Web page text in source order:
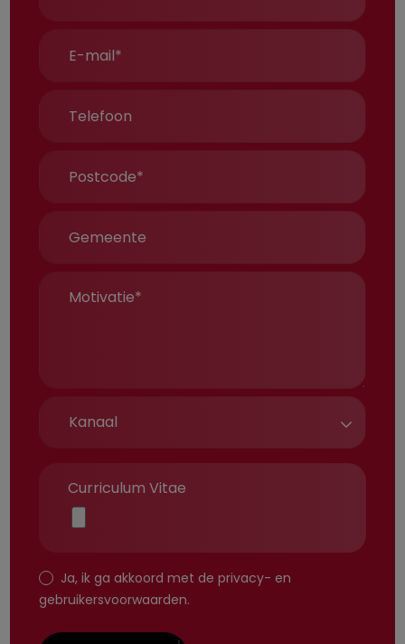
Curriculum Vitae
Ja, ik ga akkoord met de privacy- en
gebruikersvoorwaarden.